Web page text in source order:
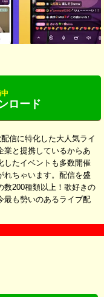
ロード
信に特化した大人気ライ
業と提携しているからあ
したイベントも多数開催
れちゃいます。配信を盛
数200種類以上！歌好きの
最も勢いのあるライブ配